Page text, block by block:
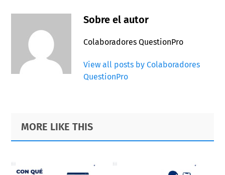
Sobre el autor
Colaboradores QuestionPro
View all posts by Colaboradores
QuestionPro
Primary
Sidebar
Footer
MORE LIKE THIS